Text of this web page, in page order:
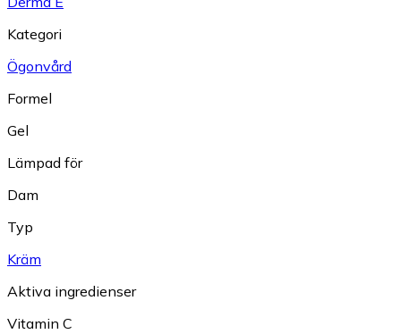
Kategori
Ögonvård
Formel
Gel
Lämpad för
Dam
Typ
Kräm
Aktiva ingredienser
Vitamin C